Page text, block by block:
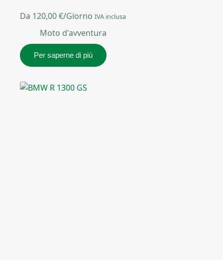
Da 120,00€/Giorno IVA inclusa
Moto d'avventura
Per saperne di più